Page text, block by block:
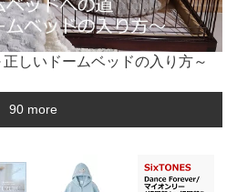
しいドームベッドの入り方～
90 more